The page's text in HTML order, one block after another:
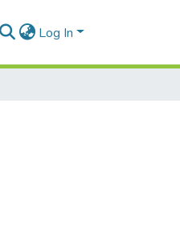
Log In